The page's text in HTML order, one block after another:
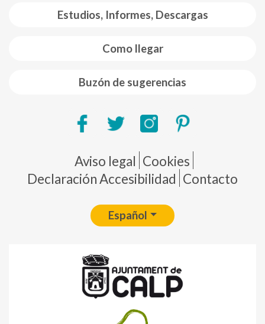
Estudios, Informes, Descargas
Como llegar
Buzón de sugerencias
Pie de página
Aviso legal Cookies
Declaración Accesibilidad Contacto
Español